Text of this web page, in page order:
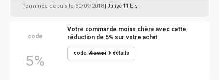
Terminée depuis le 30/09/2018 | Utilisé 11 fois
code
5%
Votre commande moins chère avec cette
réduction de 5% sur votre achat
code :Xiaomi détails